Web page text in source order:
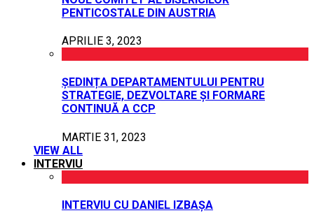
PENTICOSTALE DIN AUSTRIA
APRILIE 3, 2023
ȘEDINȚA DEPARTAMENTULUI PENTRU
STRATEGIE, DEZVOLTARE ȘI FORMARE
CONTINUĂ A CCP
MARTIE 31, 2023
VIEW ALL
INTERVIU
INTERVIU CU DANIEL IZBAȘA